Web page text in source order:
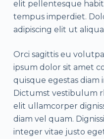
elit pellentesque
tempus imperdiet.
adipiscing elit ut
Orci sagittis eu
ipsum dolor sit amet
quisque egestas diam
Dictumst vestibulum
elit ullamcorper
diam vel quam.
integer vitae justo